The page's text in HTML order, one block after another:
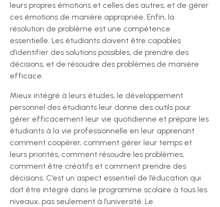
leurs propres émotions et celles des autres, et de gérer
ces émotions de manière appropriée. Enfin, la
résolution de problème est une compétence
essentielle. Les étudiants doivent être capables
d’identifier des solutions possibles, de prendre des
décisions, et de résoudre des problèmes de manière
efficace.
Mieux intégré à leurs études, le développement
personnel des étudiants leur donne des outils pour
gérer efficacement leur vie quotidienne et prépare les
étudiants à la vie professionnelle en leur apprenant
comment coopérer, comment gérer leur temps et
leurs priorités, comment résoudre les problèmes,
comment être créatifs et comment prendre des
décisions. C’est un aspect essentiel de l’éducation qui
doit être intégré dans le programme scolaire à tous les
niveaux, pas seulement à l’université. Le